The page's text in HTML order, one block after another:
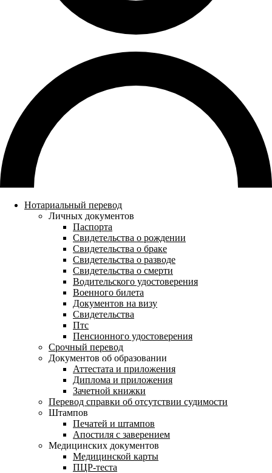
Нотариальный перевод
Личных документов
Паспорта
Свидетельства о рождении
Свидетельства о браке
Свидетельства о разводе
Свидетельства о смерти
Водительского удостоверения
Военного билета
Документов на визу
Свидетельства
Птс
Пенсионного удостоверения
Срочный перевод
Документов об образовании
Аттестата и приложения
Диплома и приложения
Зачетной книжки
Перевод справки об отсутствии судимости
Штампов
Печатей и штампов
Апостиля с заверением
Медицинских документов
Медицинской карты
ПЦР-теста